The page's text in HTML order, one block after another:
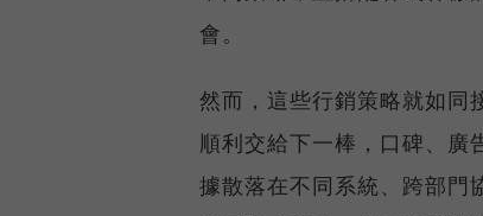
會。
然而，這些行銷策略就如同
順利交給下一棒，口碑、廣
據散落在不同系統、跨部門